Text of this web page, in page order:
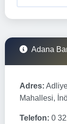
Adana
Adres:
Mahallesi,
Telefon: 0